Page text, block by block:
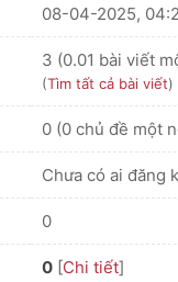
08-04-2025,
3 (0.01 bài viết
(Tìm tất cả bài viết)
0 (0 chủ đề một
Chưa có ai đăng
0
0 [Chi tiết]